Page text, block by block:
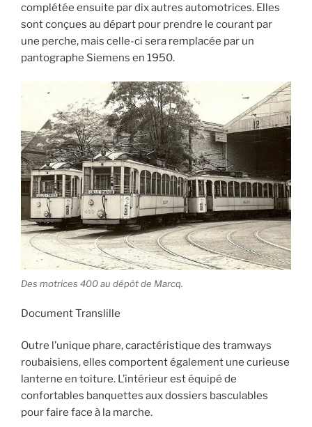
complétée ensuite par dix autres automotrices. Elles
sont conçues au départ pour prendre le courant par
une perche, mais celle-ci sera remplacée par un
pantographe Siemens en 1950.
Des motrices 400 au dépôt de Marcq.
Document Translille
Outre l’unique phare, caractéristique des tramways
roubaisiens, elles comportent également une curieuse
lanterne en toiture. L’intérieur est équipé de
confortables banquettes aux dossiers basculables
pour faire face à la marche.